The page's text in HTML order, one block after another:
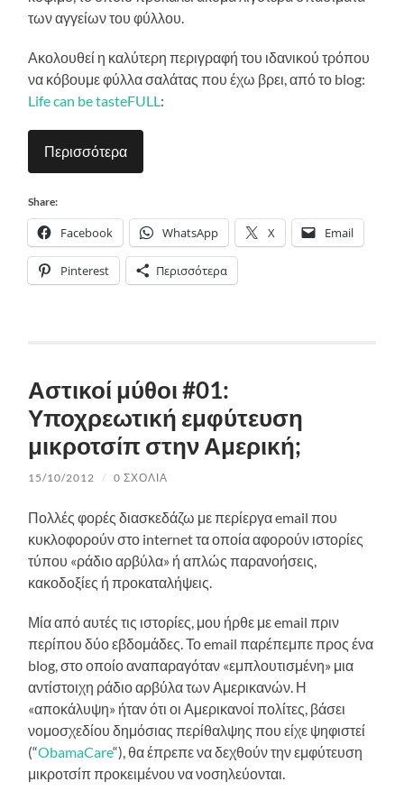
των αγγείων του φύλλου.
Ακολουθεί η καλύτερη περιγραφή του ιδανικού τρόπου
να κόβουμε φύλλα σαλάτας που έχω βρει, από το blog:
Life can be tasteFULL:
Περισσότερα
Share:
Facebook WhatsApp X Email
Pinterest Περισσότερα
Αστικοί μύθοι #01:
Υποχρεωτική εμφύτευση
μικροτσίπ στην Αμερική;
15/10/2012 / 0 ΣΧΌΛΙΑ
Πολλές φορές διασκεδάζω με περίεργα email που
κυκλοφορούν στο internet τα οποία αφορούν ιστορίες
τύπου «ράδιο αρβύλα» ή απλώς παρανοήσεις,
κακοδοξίες ή προκαταλήψεις.
Μία από αυτές τις ιστορίες, μου ήρθε με email πριν
περίπου δύο εβδομάδες. Το email παρέπεμπε προς ένα
blog, στο οποίο αναπαραγόταν «εμπλουτισμένη» μια
αντίστοιχη ράδιο αρβύλα των Αμερικανών. Η
«αποκάλυψη» ήταν ότι οι Αμερικανοί πολίτες, βάσει
νομοσχεδίου δημόσιας περίθαλψης που είχε ψηφιστεί
(“ObamaCare“), θα έπρεπε να δεχθούν την εμφύτευση
μικροτσίπ προκειμένου να νοσηλεύονται.